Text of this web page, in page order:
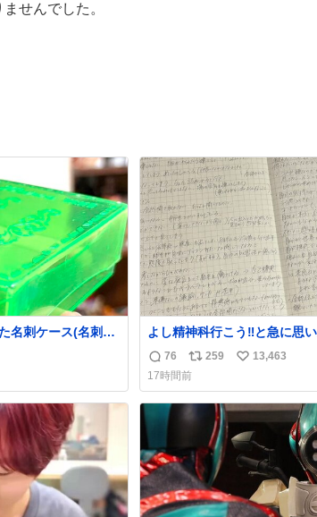
せんでした。
名刺ケース(名刺を
た)はウランガラス
、子供たちの宝物
いましたとさ。
よし精神科行こう‼️と急に思
こと書き出してたらペン止ま
ごい勢いで埋まってワロタ
返
信
数
76
リ
ポ
ス
ト
259
い
ね
数
13,463
17時間前